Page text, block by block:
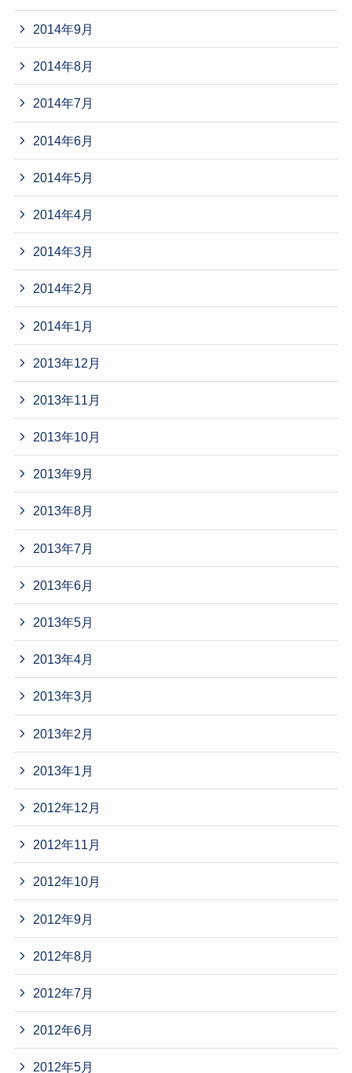
2014年9月
2014年8月
2014年7月
2014年6月
2014年5月
2014年4月
2014年3月
2014年2月
2014年1月
2013年12月
2013年11月
2013年10月
2013年9月
2013年8月
2013年7月
2013年6月
2013年5月
2013年4月
2013年3月
2013年2月
2013年1月
2012年12月
2012年11月
2012年10月
2012年9月
2012年8月
2012年7月
2012年6月
2012年5月